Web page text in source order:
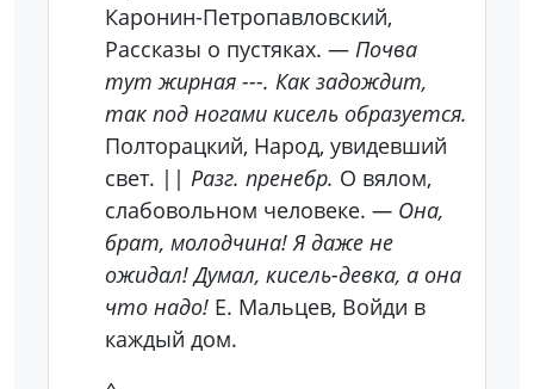
Каронин-Петропавловский,
Рассказы о пустяках. — Почва
тут жирная ---. Как задождит,
так под ногами кисель образуется.
Полторацкий, Народ, увидевший
свет. || Разг. пренебр. О вялом,
слабовольном человеке. — Она,
брат, молодчина! Я даже не
ожидал! Думал, кисель-девка, а она
что надо! Е. Мальцев, Войди в
каждый дом.